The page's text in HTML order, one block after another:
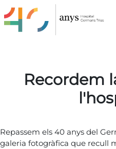
Recordem
Repassem els 40 anys del
galeria fotogràfica que recull